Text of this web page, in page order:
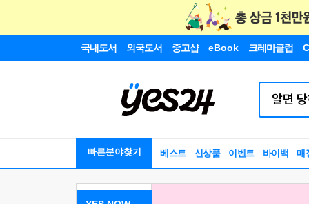
국내도서 외국도서 중고샵 eBook 크레마클럽
빠른분야찾기 베스트 신상품 이벤트 바이백 매